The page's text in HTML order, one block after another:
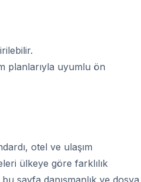
planlarıyla uyumlu ön
otel ve ulaşım
ülkeye göre farklılık
sayfa danışmanlık ve dosya